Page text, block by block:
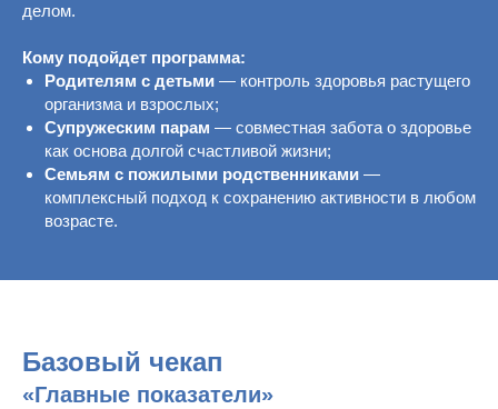
делом.
Кому подойдет программа:
Родителям с детьми — контроль здоровья растущего
организма и взрослых;
Супружеским парам — совместная забота о здоровье
как основа долгой счастливой жизни;
Семьям с пожилыми родственниками —
комплексный подход к сохранению активности в любом
возрасте.
Базовый чекап
«Главные показатели»